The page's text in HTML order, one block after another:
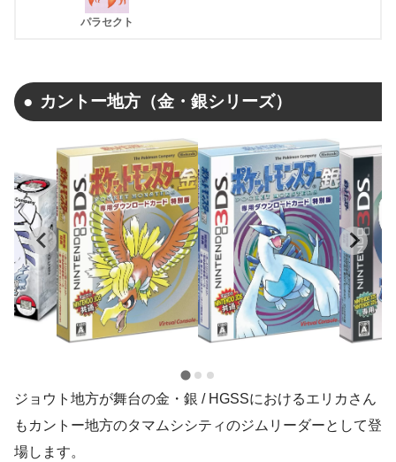
パラセクト
カントー地方（金・銀シリーズ）
ジョウト地方が舞台の金・銀 / HGSSにおけるエリカさん
もカントー地方のタマムシシティのジムリーダーとして登
場します。